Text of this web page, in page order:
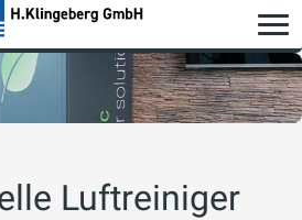
Luftreiniger